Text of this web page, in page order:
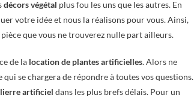
décors végétal plus fou les uns que les autres. En
votre idée et nous la réalisons pour vous. Ainsi,
que vous ne trouverez nulle part ailleurs.
de la location de plantes artificielles. Alors ne
se chargera de répondre à toutes vos questions.
artificiel dans les plus brefs délais. Pour un